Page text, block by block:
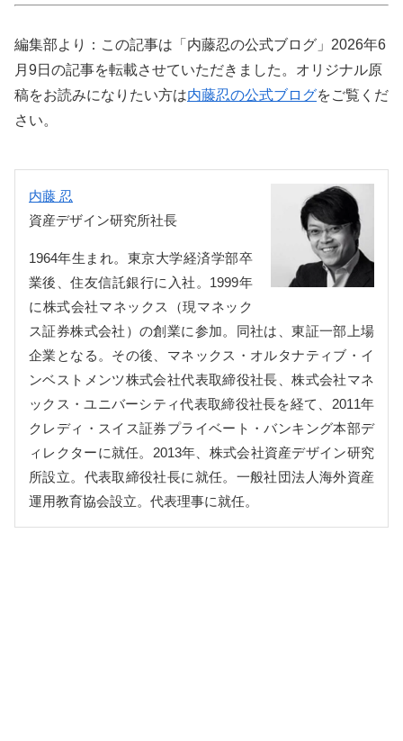
編集部より：この記事は「内藤忍の公式ブログ」2026年6
月9日の記事を転載させていただきました。オリジナル原
稿をお読みになりたい方は内藤忍の公式ブログをご覧くだ
さい。
内藤 忍
資産デザイン研究所社長
1964年生まれ。東京大学経済学部卒
業後、住友信託銀行に入社。1999年
に株式会社マネックス（現マネック
ス証券株式会社）の創業に参加。同社は、東証一部上場
企業となる。その後、マネックス・オルタナティブ・イ
ンベストメンツ株式会社代表取締役社長、株式会社マネ
ックス・ユニバーシティ代表取締役社長を経て、2011年
クレディ・スイス証券プライベート・バンキング本部デ
ィレクターに就任。2013年、株式会社資産デザイン研究
所設立。代表取締役社長に就任。一般社団法人海外資産
運用教育協会設立。代表理事に就任。